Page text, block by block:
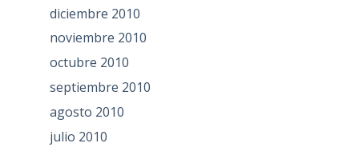
diciembre 2010
noviembre 2010
octubre 2010
septiembre 2010
agosto 2010
julio 2010